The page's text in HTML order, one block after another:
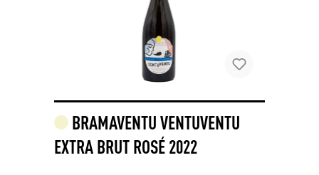
BRAMAVENTU VENTUVENTU
EXTRA BRUT ROSÉ 2022